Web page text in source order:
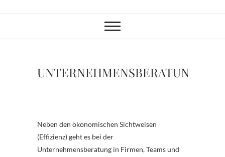
UNTERNEHMENSBERATUNG
Neben den ökonomischen Sichtweisen
(Effizienz) geht es bei der
Unternehmensberatung in Firmen, Teams und